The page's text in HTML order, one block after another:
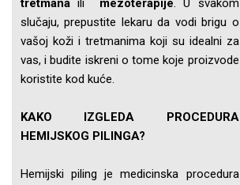
tretmana ili mezoterapije. U svakom
slučaju, prepustite lekaru da vodi brigu o
vašoj koži i tretmanima koji su idealni za
vas, i budite iskreni o tome koje proizvode
koristite kod kuće.
KAKO IZGLEDA PROCEDURA
HEMIJSKOG PILINGA?
Hemijski piling je medicinska procedura